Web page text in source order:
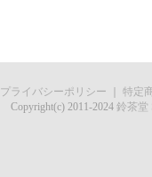
プライバシーポリシー
特定
Copyright(c) 2011-2024 鈴茶堂